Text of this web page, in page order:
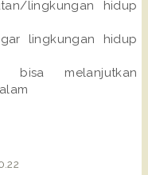
lingkungan hidup
lingkungan hidup
bisa melanjutkan